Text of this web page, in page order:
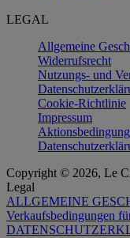
LEGAL
Allgemeine
Widerrufsrecht
Nutzungs- und
Cookie-Richtlinie
Impressum
Copyright © 2026, Le
Legal
ALLGEMEINE
Verkaufsbedingungen